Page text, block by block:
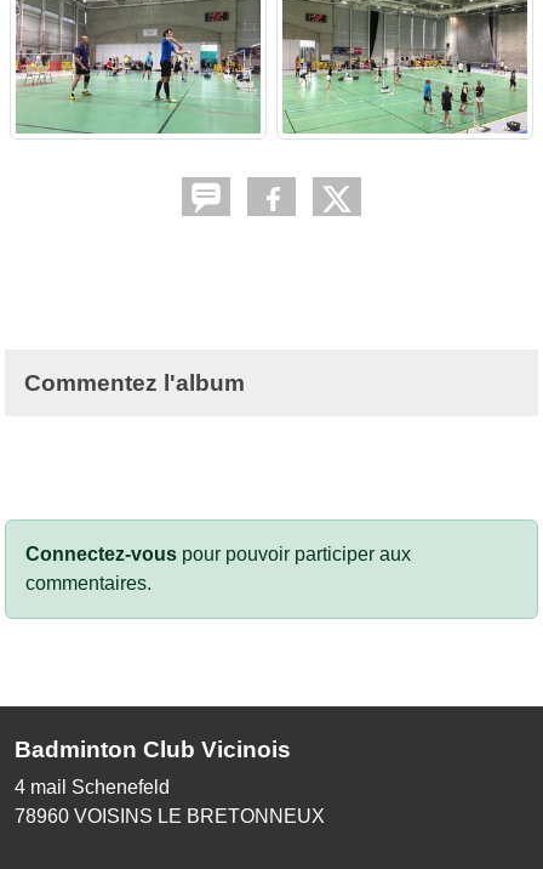
Commentez l'album
Connectez-vous pour pouvoir participer aux
commentaires.
Badminton Club Vicinois
4 mail Schenefeld
78960 VOISINS LE BRETONNEUX